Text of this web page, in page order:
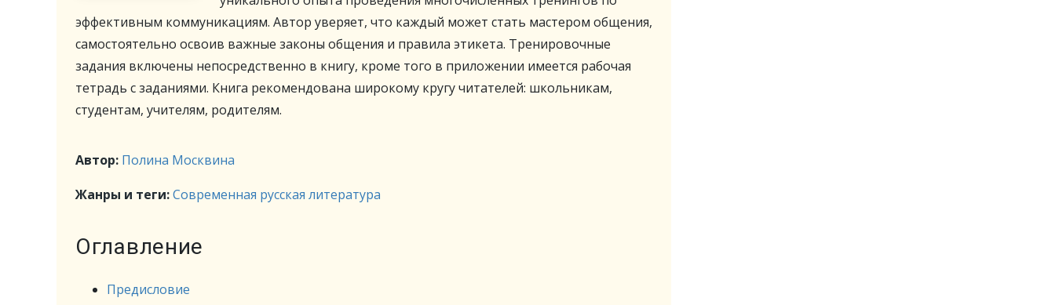
эффективным коммуникациям. Автор уверяет, что каждый может стать мастером общения,
самостоятельно освоив важные законы общения и правила этикета. Тренировочные
задания включены непосредственно в книгу, кроме того в приложении имеется рабочая
тетрадь с заданиями. Книга рекомендована широкому кругу читателей: школьникам,
студентам, учителям, родителям.
Автор: Полина Москвина
Жанры и теги:Современная русская литература
Оглавление
Предисловие